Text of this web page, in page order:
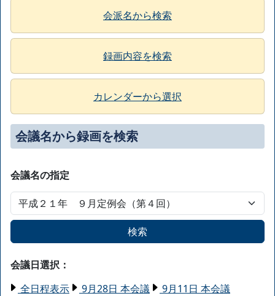
会派名から検索
録画内容を検索
カレンダーから選択
会議名から録画を検索
会議名の指定
検索
会議日選択：
全日程表示
9月28日 本会議
9月11日 本会議